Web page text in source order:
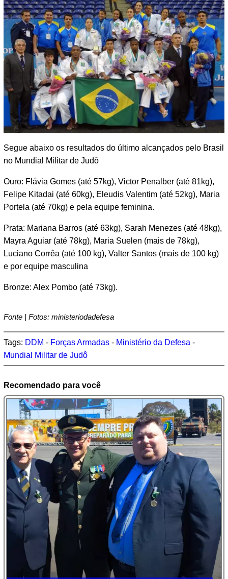
Segue abaixo os resultados do último alcançados pelo Brasil
no Mundial Militar de Judô
Ouro: Flávia Gomes (até 57kg), Victor Penalber (até 81kg),
Felipe Kitadai (até 60kg), Eleudis Valentim (até 52kg), Maria
Portela (até 70kg) e pela equipe feminina.
Prata: Mariana Barros (até 63kg), Sarah Menezes (até 48kg),
Mayra Aguiar (até 78kg), Maria Suelen (mais de 78kg),
Luciano Corrêa (até 100 kg), Valter Santos (mais de 100 kg)
e por equipe masculina
Bronze: Alex Pombo (até 73kg).
Fonte | Fotos: ministeriodadefesa
Tags: DDM - Forças Armadas - Ministério da Defesa -
Mundial Militar de Judô
Recomendado para você